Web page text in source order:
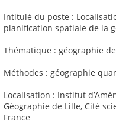
Intitulé du poste :
planification spatiale de la
Thématique : géographie
Méthodes : géographie
Localisation : Institut
Géographie de Lille, Cité
France